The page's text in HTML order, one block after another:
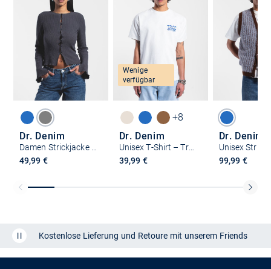
Dr. Denim
Damen Strickjacke – Erica
49,99 €
Wenige
verfügbar
+8
Dr. Denim
Unisex T-Shirt – Trooper
39,99 €
Dr. Denim
99,99 €
Kostenlose Lieferung und Retoure mit unserem Friends
CLUB